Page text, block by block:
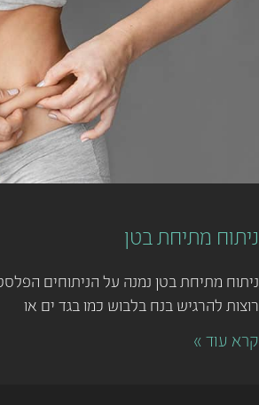
ניתוח מתיחת בטן
ניתוח מתיחת בטן נמנה על הניתוחים
רוצות להרגיש בנח בלבוש כמו בגד ים או
קרא עוד »